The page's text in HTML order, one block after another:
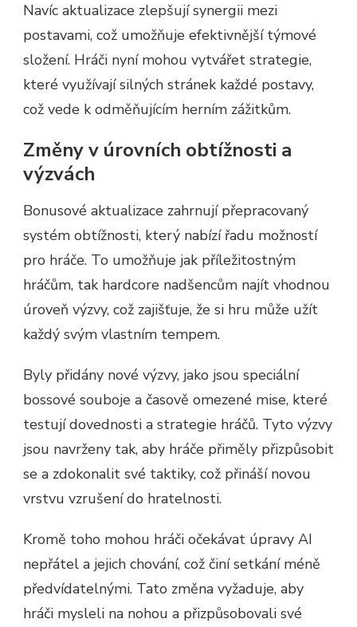
Navíc aktualizace zlepšují synergii mezi
postavami, což umožňuje efektivnější týmové
složení. Hráči nyní mohou vytvářet strategie,
které využívají silných stránek každé postavy,
což vede k odměňujícím herním zážitkům.
Změny v úrovních obtížnosti a
výzvách
Bonusové aktualizace zahrnují přepracovaný
systém obtížnosti, který nabízí řadu možností
pro hráče. To umožňuje jak příležitostným
hráčům, tak hardcore nadšencům najít vhodnou
úroveň výzvy, což zajišťuje, že si hru může užít
každý svým vlastním tempem.
Byly přidány nové výzvy, jako jsou speciální
bossové souboje a časově omezené mise, které
testují dovednosti a strategie hráčů. Tyto výzvy
jsou navrženy tak, aby hráče přiměly přizpůsobit
se a zdokonalit své taktiky, což přináší novou
vrstvu vzrušení do hratelnosti.
Kromě toho mohou hráči očekávat úpravy AI
nepřátel a jejich chování, což činí setkání méně
předvídatelnými. Tato změna vyžaduje, aby
hráči mysleli na nohou a přizpůsobovali své